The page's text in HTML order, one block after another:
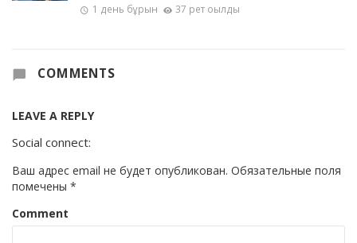
1 день бұрын 37 рет оқылды
COMMENTS
LEAVE A REPLY
Social connect:
Ваш адрес email не будет опубликован. Обязательные поля
помечены *
Comment